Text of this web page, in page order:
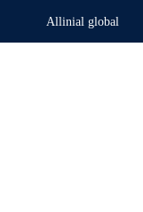
Allinial global